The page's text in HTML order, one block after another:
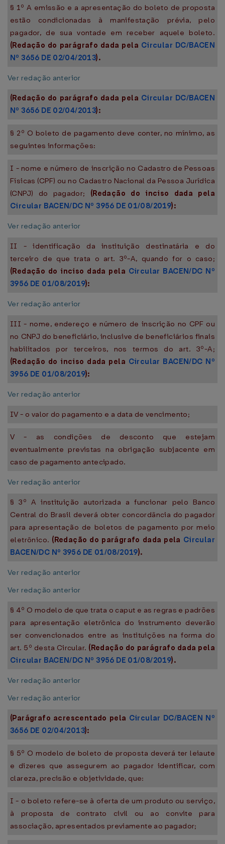
§ 1º A emissão e a apresentação do boleto de proposta
estão condicionadas à manifestação prévia, pelo
pagador, de sua vontade em receber aquele boleto.
(Redação do parágrafo dada pela Circular DC/BACEN
Nº 3656 DE 02/04/2013).
Ver redação anterior
(Redação do parágrafo dada pela Circular DC/BACEN
Nº 3656 DE 02/04/2013):
§ 2º O boleto de pagamento deve conter, no mínimo, as
seguintes informações:
I - nome e número de inscrição no Cadastro de Pessoas
Físicas (CPF) ou no Cadastro Nacional da Pessoa Jurídica
(CNPJ) do pagador; (Redação do inciso dada pela
Circular BACEN/DC Nº 3956 DE 01/08/2019):
Ver redação anterior
II - identificação da instituição destinatária e do
terceiro de que trata o art. 3º-A, quando for o caso;
(Redação do inciso dada pela Circular BACEN/DC Nº
3956 DE 01/08/2019):
Ver redação anterior
III - nome, endereço e número de inscrição no CPF ou
no CNPJ do beneficiário, inclusive de beneficiários finais
habilitados por terceiros, nos termos do art. 3º-A;
(Redação do inciso dada pela Circular BACEN/DC Nº
3956 DE 01/08/2019):
Ver redação anterior
IV - o valor do pagamento e a data de vencimento;
V - as condições de desconto que estejam
eventualmente previstas na obrigação subjacente em
caso de pagamento antecipado.
Ver redação anterior
§ 3º A instituição autorizada a funcionar pelo Banco
Central do Brasil deverá obter concordância do pagador
para apresentação de boletos de pagamento por meio
eletrônico. (Redação do parágrafo dada pela Circular
BACEN/DC Nº 3956 DE 01/08/2019).
Ver redação anterior
Ver redação anterior
§ 4º O modelo de que trata o caput e as regras e padrões
para apresentação eletrônica do instrumento deverão
ser convencionados entre as instituições na forma do
art. 5º desta Circular. (Redação do parágrafo dada pela
Circular BACEN/DC Nº 3956 DE 01/08/2019).
Ver redação anterior
Ver redação anterior
(Parágrafo acrescentado pela Circular DC/BACEN Nº
3656 DE 02/04/2013):
§ 5º O modelo de boleto de proposta deverá ter leiaute
e dizeres que assegurem ao pagador identificar, com
clareza, precisão e objetividade, que:
I - o boleto refere-se à oferta de um produto ou serviço,
à proposta de contrato civil ou ao convite para
associação, apresentados previamente ao pagador;